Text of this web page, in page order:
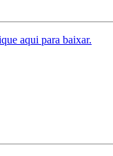
aqui para baixar.